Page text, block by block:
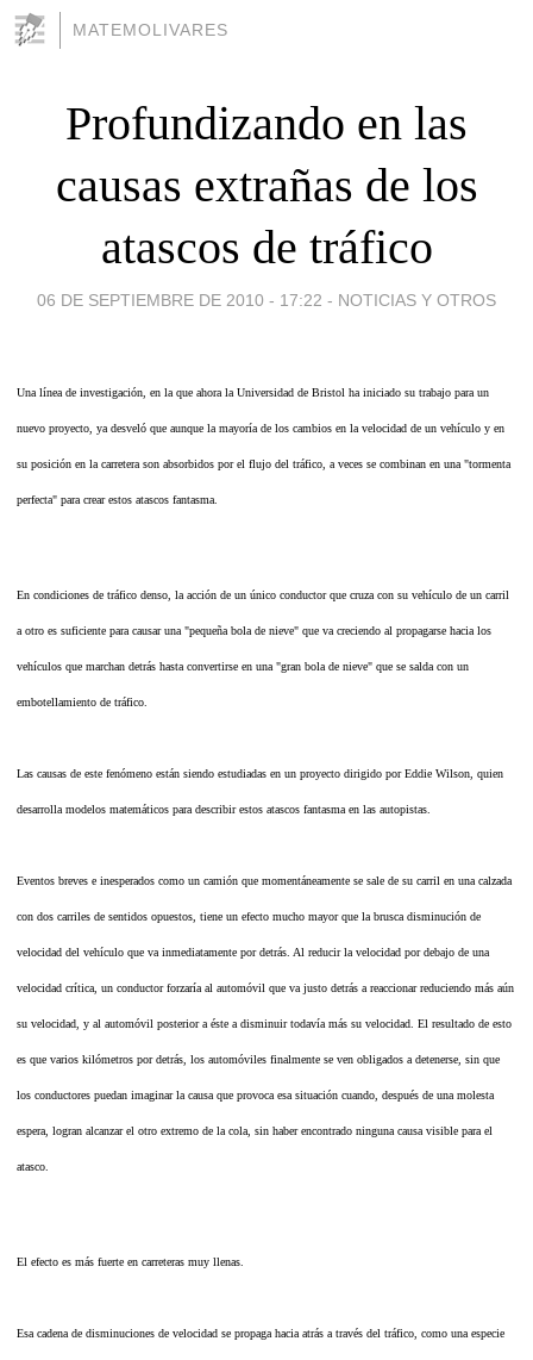
MATEMOLIVARES
Profundizando en las
causas extrañas de los
atascos de tráfico
06 DE SEPTIEMBRE DE 2010 - 17:22 - NOTICIAS Y OTROS
Una línea de investigación, en la que ahora la Universidad de Bristol ha iniciado su trabajo para un
nuevo proyecto, ya desveló que aunque la mayoría de los cambios en la velocidad de un vehículo y en
su posición en la carretera son absorbidos por el flujo del tráfico, a veces se combinan en una "tormenta
perfecta" para crear estos atascos fantasma.
En condiciones de tráfico denso, la acción de un único conductor que cruza con su vehículo de un carril
a otro es suficiente para causar una "pequeña bola de nieve" que va creciendo al propagarse hacia los
vehículos que marchan detrás hasta convertirse en una "gran bola de nieve" que se salda con un
embotellamiento de tráfico.
Las causas de este fenómeno están siendo estudiadas en un proyecto dirigido por Eddie Wilson, quien
desarrolla modelos matemáticos para describir estos atascos fantasma en las autopistas.
Eventos breves e inesperados como un camión que momentáneamente se sale de su carril en una calzada
con dos carriles de sentidos opuestos, tiene un efecto mucho mayor que la brusca disminución de
velocidad del vehículo que va inmediatamente por detrás. Al reducir la velocidad por debajo de una
velocidad crítica, un conductor forzaría al automóvil que va justo detrás a reaccionar reduciendo más aún
su velocidad, y al automóvil posterior a éste a disminuir todavía más su velocidad. El resultado de esto
es que varios kilómetros por detrás, los automóviles finalmente se ven obligados a detenerse, sin que
los conductores puedan imaginar la causa que provoca esa situación cuando, después de una molesta
espera, logran alcanzar el otro extremo de la cola, sin haber encontrado ninguna causa visible para el
atasco.
El efecto es más fuerte en carreteras muy llenas.
Esa cadena de disminuciones de velocidad se propaga hacia atrás a través del tráfico, como una especie